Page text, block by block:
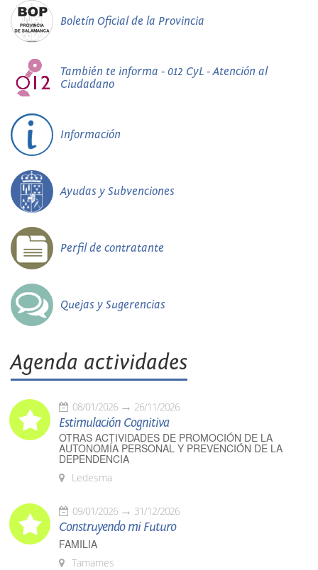
Boletín Oficial de la Provincia
También te informa - 012 CyL - Atención al
Ciudadano
Información
Ayudas y Subvenciones
Perfil de contratante
Quejas y Sugerencias
Agenda actividades
08/01/2026 26/11/2026
Estimulación Cognitiva
OTRAS ACTIVIDADES DE PROMOCIÓN DE LA
AUTONOMÍA PERSONAL Y PREVENCIÓN DE LA
DEPENDENCIA
Ledesma
09/01/2026 31/12/2026
Construyendo mi Futuro
FAMILIA
Tamames